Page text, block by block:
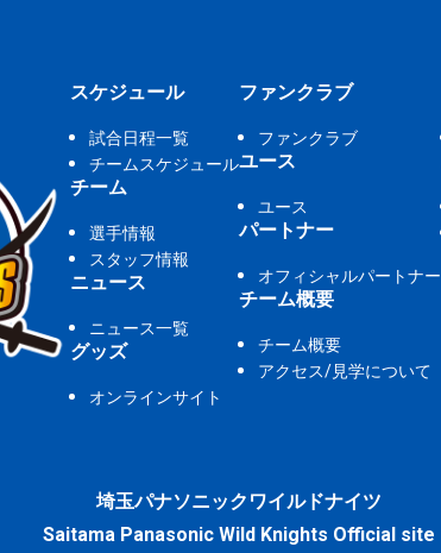
スケジュール
試合日程一覧
チームスケジュール
チーム
選手情報
スタッフ情報
ニュース
ニュース一覧
グッズ
オンラインサイト
ファンクラブ
ファンクラブ
ユース
ユース
パートナー
オフィシャルパートナー
チーム概要
チーム概要
アクセス/見学について
埼玉パナソニックワイルドナイツ
Saitama Panasonic Wild Knights Official site